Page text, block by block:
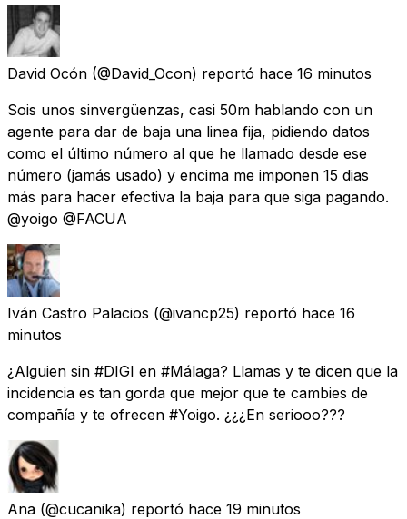
David Ocón (@David_Ocon) reportó hace 16 minutos
Sois unos sinvergüenzas, casi 50m hablando con un
agente para dar de baja una linea fija, pidiendo datos
como el último número al que he llamado desde ese
número (jamás usado) y encima me imponen 15 dias
más para hacer efectiva la baja para que siga pagando.
@yoigo @FACUA
Iván Castro Palacios (@ivancp25) reportó hace 16
minutos
¿Alguien sin #DIGI en #Málaga? Llamas y te dicen que la
incidencia es tan gorda que mejor que te cambies de
compañía y te ofrecen #Yoigo. ¿¿¿En seriooo???
Ana (@cucanika) reportó hace 19 minutos